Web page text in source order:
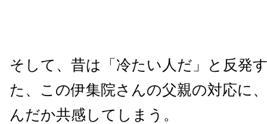
そして、昔は「冷たい人だ」と反発
た、この伊集院さんの父親の対応に
んだか共感してしまう。